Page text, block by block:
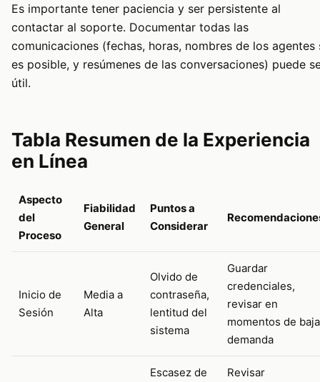
Es importante tener paciencia y ser persistente al
contactar al soporte. Documentar todas las
comunicaciones (fechas, horas, nombres de los agentes
es posible, y resúmenes de las conversaciones) puede
útil.
Tabla Resumen de la Experiencia
en Línea
Aspecto
del
Proceso
Fiabilidad
General
Puntos a
Considerar
Inicio de
Sesión
Media a
Alta
Olvido de
contraseña,
lentitud del
sistema
Guardar
credenciales,
revisar en
momentos de baja
demanda
Escasez de
Revisar